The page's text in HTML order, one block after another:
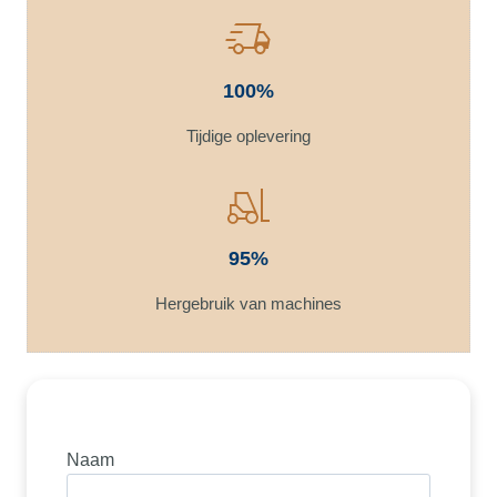
100%
Tijdige oplevering
95%
Hergebruik van machines
Naam